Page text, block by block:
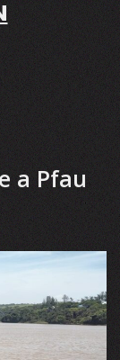
a Pfau